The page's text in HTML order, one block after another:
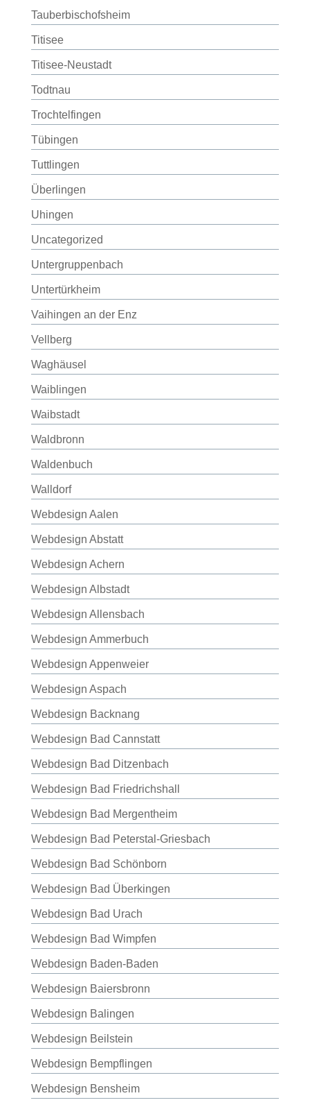
Tauberbischofsheim
Titisee
Titisee-Neustadt
Todtnau
Trochtelfingen
Tübingen
Tuttlingen
Überlingen
Uhingen
Uncategorized
Untergruppenbach
Untertürkheim
Vaihingen an der Enz
Vellberg
Waghäusel
Waiblingen
Waibstadt
Waldbronn
Waldenbuch
Walldorf
Webdesign Aalen
Webdesign Abstatt
Webdesign Achern
Webdesign Albstadt
Webdesign Allensbach
Webdesign Ammerbuch
Webdesign Appenweier
Webdesign Aspach
Webdesign Backnang
Webdesign Bad Cannstatt
Webdesign Bad Ditzenbach
Webdesign Bad Friedrichshall
Webdesign Bad Mergentheim
Webdesign Bad Peterstal-Griesbach
Webdesign Bad Schönborn
Webdesign Bad Überkingen
Webdesign Bad Urach
Webdesign Bad Wimpfen
Webdesign Baden-Baden
Webdesign Baiersbronn
Webdesign Balingen
Webdesign Beilstein
Webdesign Bempflingen
Webdesign Bensheim